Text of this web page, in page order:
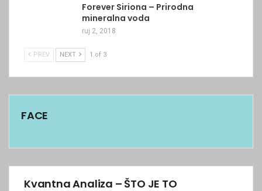
Forever Siriona – Prirodna
mineralna voda
ruj 2, 2018
PREV NEXT 1 of 3
FACE
Kvantna Analiza – ŠTO JE TO